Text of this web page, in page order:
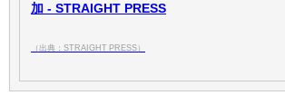
加 - STRAIGHT PRESS
（出典：STRAIGHT PRESS）